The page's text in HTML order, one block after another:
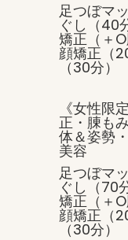
足つぼマ
ぐし（40
矯正（＋
顔矯正（
（30分）
《女性限
正・腖も
体＆姿勢
美容
足つぼマ
ぐし（70
矯正（＋
顔矯正（
（30分）